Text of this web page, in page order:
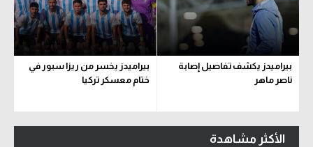
بيراميدز يكشف تفاصيل إصابة
ناصر ماهر
بيراميدز يخسر من ريزا سبور في
ختام معسكر تركيا
الأكثر مشاهدة